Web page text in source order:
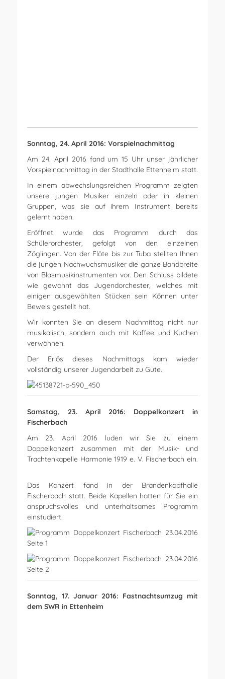
Sonntag, 24. April 2016: Vorspielnachmittag
Am 24. April 2016 fand um 15 Uhr unser jährlicher
Vorspielnachmittag in der Stadthalle Ettenheim statt.
In einem abwechslungsreichen Programm zeigten
unsere jungen Musiker einzeln oder in kleinen
Gruppen, was sie auf ihrem Instrument bereits
gelernt haben.
Eröffnet wurde das Programm durch das
Schülerorchester, gefolgt von den einzelnen
Zöglingen. Von der Flöte bis zur Tuba stellten Ihnen
die jungen Nachwuchsmusiker die ganze Bandbreite
von Blasmusikinstrumenten vor. Den Schluss bildete
wie gewohnt das Jugendorchester, welches mit
einigen ausgewählten Stücken sein Können unter
Beweis gestellt hat.
Wir konnten Sie an diesem Nachmittag nicht nur
musikalisch, sondern auch mit Kaffee und Kuchen
verwöhnen.
Der Erlös dieses Nachmittags kam wieder
vollständig unserer Jugendarbeit zu Gute.
Samstag, 23. April 2016: Doppelkonzert in
Fischerbach
Am 23. April 2016 luden wir Sie zu einem
Doppelkonzert zusammen mit der Musik- und
Trachtenkapelle Harmonie 1919 e. V. Fischerbach ein.
Das Konzert fand in der Brandenkopfhalle
Fischerbach statt. Beide Kapellen hatten für Sie ein
anspruchsvolles und unterhaltsames Programm
einstudiert.
Sonntag, 17. Januar 2016: Fastnachtsumzug mit
dem SWR in Ettenheim